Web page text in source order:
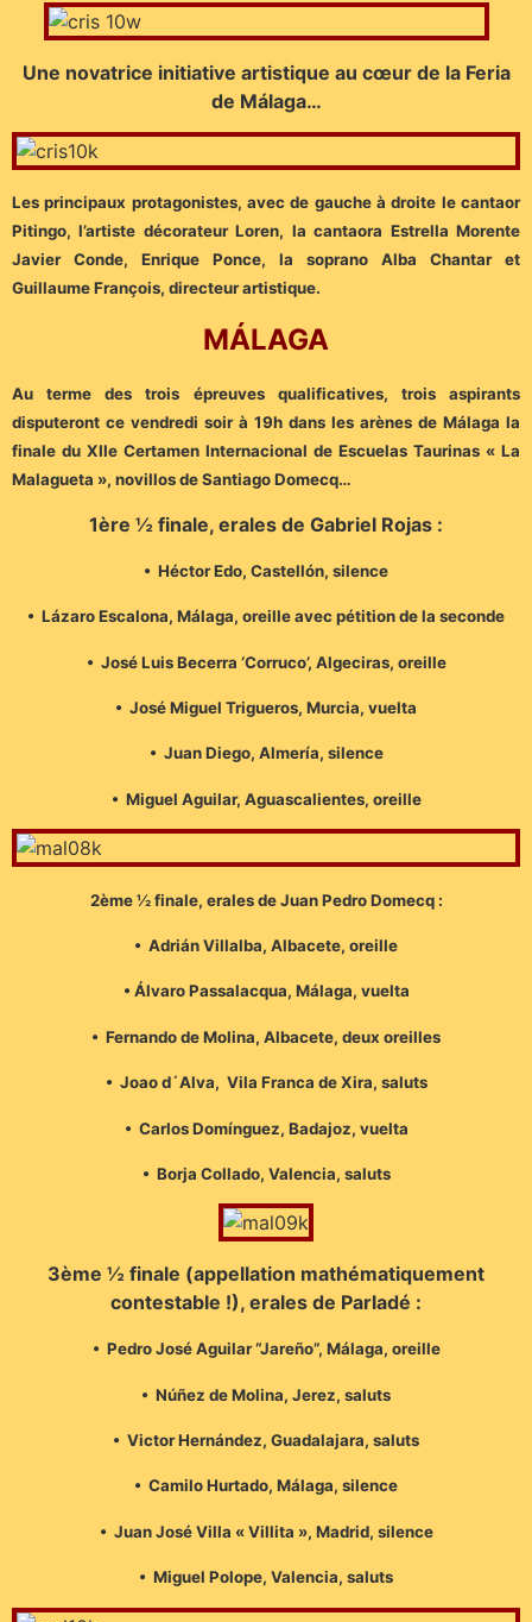
Une novatrice initiative artistique au cœur de la Feria
de Málaga…
Les principaux protagonistes, avec de gauche à droite le cantaor
Pitingo, l’artiste décorateur Loren, la cantaora Estrella Morente
Javier Conde, Enrique Ponce, la soprano Alba Chantar et
Guillaume François, directeur artistique.
MÁLAGA
Au terme des trois épreuves qualificatives, trois aspirants
disputeront ce vendredi soir à 19h dans les arènes de Málaga la
finale du XIIe Certamen Internacional de Escuelas Taurinas « La
Malagueta », novillos de Santiago Domecq…
1ère ½ finale, erales de Gabriel Rojas :
• Héctor Edo, Castellón, silence
• Lázaro Escalona, Málaga, oreille avec pétition de la seconde
• José Luis Becerra ‘Corruco’, Algeciras, oreille
• José Miguel Trigueros, Murcia, vuelta
• Juan Diego, Almería, silence
• Miguel Aguilar, Aguascalientes, oreille
2ème ½ finale, erales de Juan Pedro Domecq :
• Adrián Villalba, Albacete, oreille
• Álvaro Passalacqua, Málaga, vuelta
• Fernando de Molina, Albacete, deux oreilles
• Joao d´Alva, Vila Franca de Xira, saluts
• Carlos Domínguez, Badajoz, vuelta
• Borja Collado, Valencia, saluts
3ème ½ finale (appellation mathématiquement
contestable !), erales de Parladé :
• Pedro José Aguilar “Jareño”, Málaga, oreille
• Núñez de Molina, Jerez, saluts
• Victor Hernández, Guadalajara, saluts
• Camilo Hurtado, Málaga, silence
• Juan José Villa « Villita », Madrid, silence
• Miguel Polope, Valencia, saluts